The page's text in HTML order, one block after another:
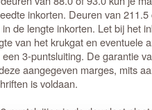
inkorten. Deuren van
de lengte inkorten. Let bij het
van het krukgat en eventuele
3-puntsluiting. De garantie
aangegeven marges, mits
is voldaan.